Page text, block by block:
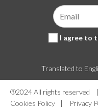
I agree to
Translated to
®2024 All rights reserved |
Cookies Policy
| Privacy